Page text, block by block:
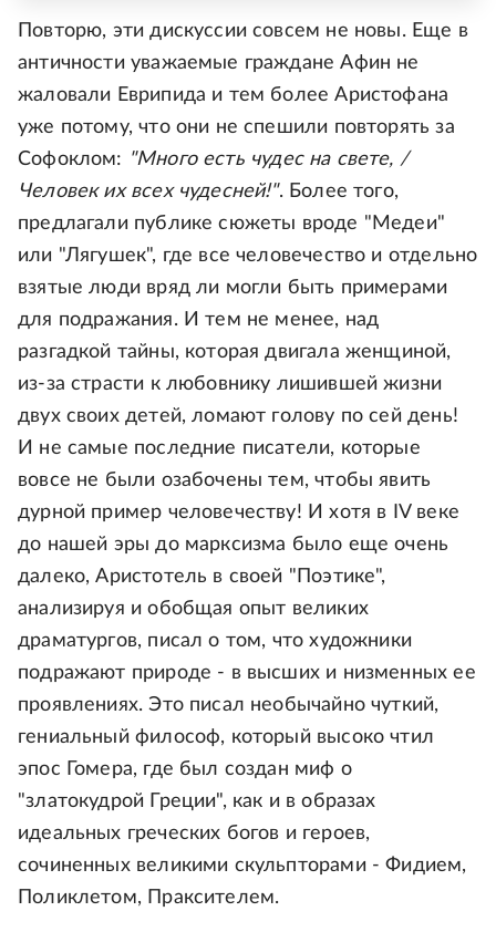
Повторю, эти дискуссии совсем не новы. Еще в
античности уважаемые граждане Афин не
жаловали Еврипида и тем более Аристофана
уже потому, что они не спешили повторять за
Софоклом: "Много есть чудес на свете, /
Человек их всех чудесней!". Более того,
предлагали публике сюжеты вроде "Медеи"
или "Лягушек", где все человечество и отдельно
взятые люди вряд ли могли быть примерами
для подражания. И тем не менее, над
разгадкой тайны, которая двигала женщиной,
из-за страсти к любовнику лишившей жизни
двух своих детей, ломают голову по сей день!
И не самые последние писатели, которые
вовсе не были озабочены тем, чтобы явить
дурной пример человечеству! И хотя в IV веке
до нашей эры до марксизма было еще очень
далеко, Аристотель в своей "Поэтике",
анализируя и обобщая опыт великих
драматургов, писал о том, что художники
подражают природе - в высших и низменных ее
проявлениях. Это писал необычайно чуткий,
гениальный философ, который высоко чтил
эпос Гомера, где был создан миф о
"златокудрой Греции", как и в образах
идеальных греческих богов и героев,
сочиненных великими скульпторами - Фидием,
Поликлетом, Праксителем.